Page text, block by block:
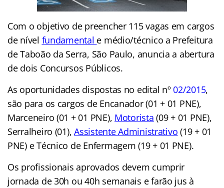
Com o objetivo de preencher 115 vagas em cargos
de nível fundamental e médio/técnico a Prefeitura
de Taboão da Serra, São Paulo, anuncia a abertura
de dois Concursos Públicos.
As oportunidades dispostas no edital nº 02/2015,
são para os cargos de Encanador (01 + 01 PNE),
Marceneiro (01 + 01 PNE), Motorista (09 + 01 PNE),
Serralheiro (01),Assistente Administrativo (19 + 01
PNE) e Técnico de Enfermagem (19 + 01 PNE).
Os profissionais aprovados devem cumprir
jornada de 30h ou 40h semanais e farão jus à